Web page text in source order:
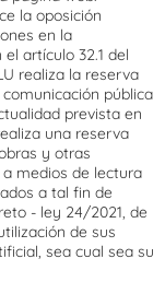
la oposición
en la
artículo 32.1 del
realiza la reserva
pública
prevista en
una reserva
y otras
medios de lectura
a tal fin de
- ley 24/2021, de
de sus
sea cual sea su